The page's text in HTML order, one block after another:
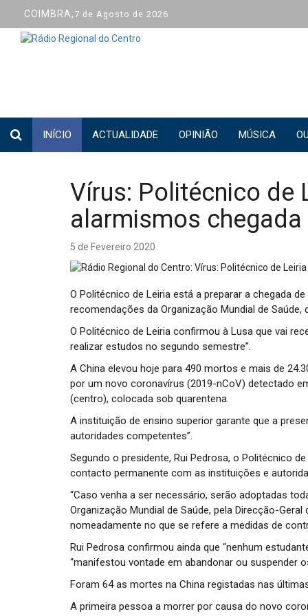
COIMBRA, 7 de Agosto de 2026
INÍCIO ACTUALIDADE OPINIÃO MÚSICA
Vírus: Politécnico de
alarmismos
5 de Fevereiro 2020
O Politécnico de Leiria está a preparar a chegada
recomendações da Organização Mundial de
O Politécnico de Leiria confirmou à Lusa que vai
realizar estudos no segundo semestre”.
A China elevou hoje para 490 mortos e mais de
por um novo coronavírus (2019-nCoV) detectado
(centro), colocada sob quarentena.
A instituição de ensino superior garante que a
autoridades competentes”.
Segundo o presidente, Rui Pedrosa, o Politécnico
contacto permanente com as instituições e
“Caso venha a ser necessário, serão adoptadas
Organização Mundial de Saúde, pela Direcção-
nomeadamente no que se refere a medidas de
Rui Pedrosa confirmou ainda que “nenhum
“manifestou vontade em abandonar ou suspender
Foram 64 as mortes na China registadas nas
A primeira pessoa a morrer por causa do novo